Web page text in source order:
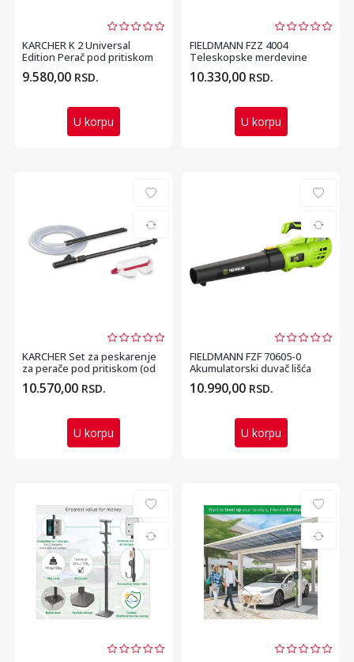
KARCHER K 2 Universal
Edition Perač pod pritiskom
9.580,00 RSD.
U korpu
FIELDMANN FZZ 4004
Teleskopske merdevine
2.6m
10.330,00 RSD.
U korpu
KARCHER Set za peskarenje
za perače pod pritiskom (od
K 2 do K 7)
10.570,00 RSD.
U korpu
FIELDMANN FZF 70605-0
Akumulatorski duvač lišća
10.990,00 RSD.
U korpu